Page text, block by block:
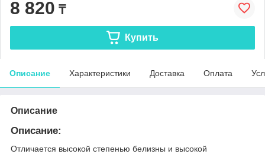
8 820 ₸
Купить
Описание Характеристики Доставка Оплата
Описание
Описание:
Отличается высокой степенью белизны и высокой